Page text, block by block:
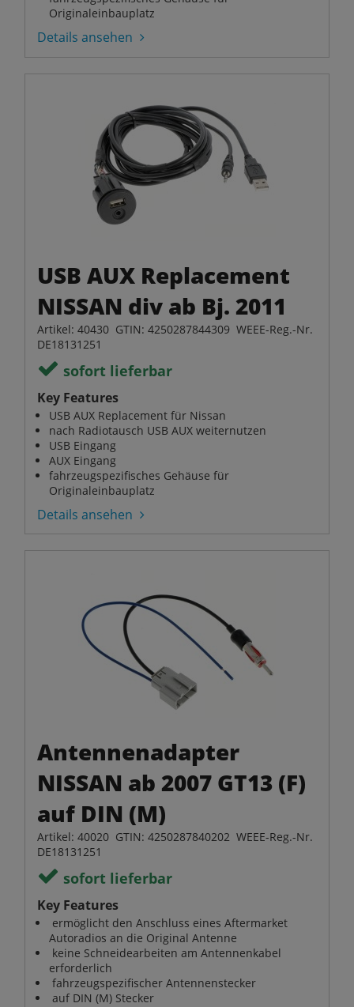
Originaleinbauplatz
Details ansehen
USB AUX Replacement
NISSAN div ab Bj. 2011
Artikel: 40430 GTIN: 4250287844309 WEEE-Reg.-Nr.
DE18131251
sofort lieferbar
Key Features
USB AUX Replacement für Nissan
nach Radiotausch USB AUX weiternutzen
USB Eingang
AUX Eingang
fahrzeugspezifisches Gehäuse für
Originaleinbauplatz
Details ansehen
Antennenadapter
NISSAN ab 2007 GT13 (F)
auf DIN (M)
Artikel: 40020 GTIN: 4250287840202 WEEE-Reg.-Nr.
DE18131251
sofort lieferbar
Key Features
ermöglicht den Anschluss eines Aftermarket
Autoradios an die Original Antenne
keine Schneidearbeiten am Antennenkabel
erforderlich
fahrzeugspezifischer Antennenstecker
auf DIN (M) Stecker